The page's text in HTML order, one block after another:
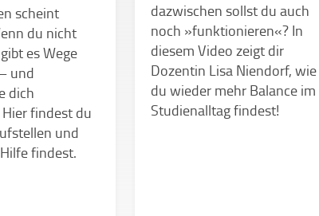
scheint
du nicht
es Wege
und
dich
findest du
und
findest.
dazwischen sollst du auch
noch »funktionieren«? In
diesem Video zeigt dir
Dozentin Lisa Niendorf, wie
du wieder mehr Balance im
Studienalltag findest!